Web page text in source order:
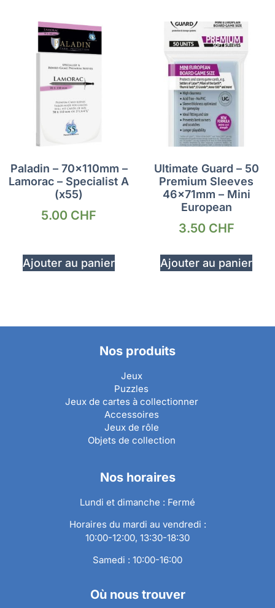
Paladin – 70x110mm –
Lamorac – Specialist A
(x55)
5.00 CHF
Ajouter au panier
Ultimate Guard – 50
Premium Sleeves
46x71mm – Mini
European
3.50 CHF
Ajouter au panier
Nos produits
Jeux
Puzzles
Jeux de cartes à collectionner
Accessoires
Jeux de rôle
Objets de collection
Nos horaires
Lundi et dimanche : Fermé
Horaires du mardi au vendredi :
10:00-12:00, 13:30-18:30
Samedi : 10:00-16:00
Où nous trouver